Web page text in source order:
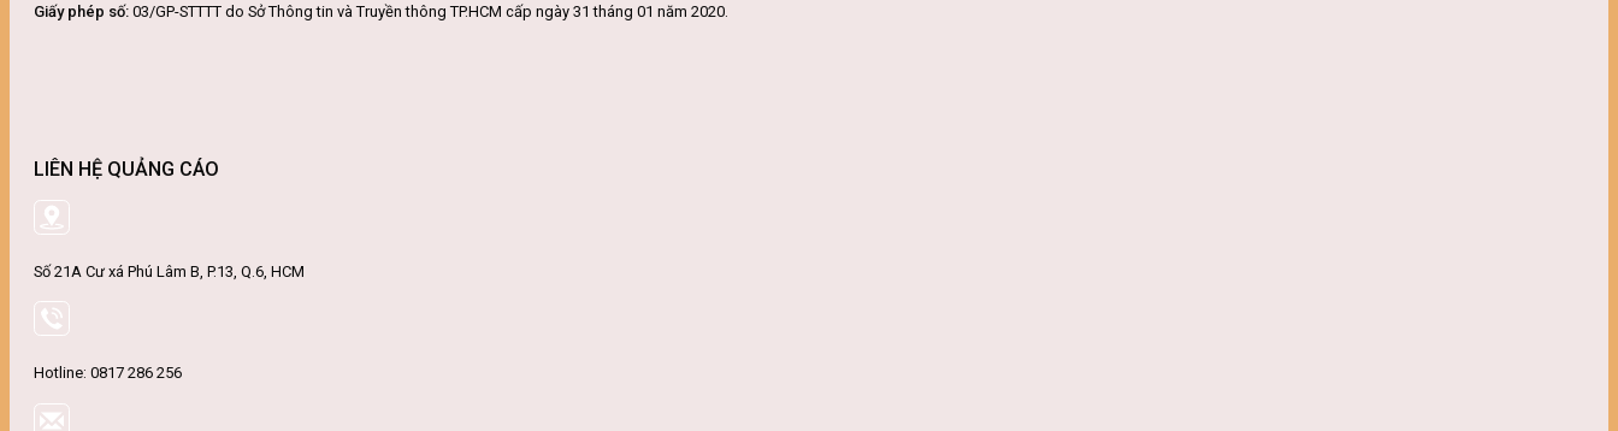
Giấy phép số: 03/GP-STTTT do Sở Thông tin và Truyền thông TP.HCM cấp ngày 31 tháng 01 năm 2020.
LIÊN HỆ QUẢNG CÁO
Số 21A Cư xá Phú Lâm B, P.13, Q.6, HCM
Hotline: 0817 286 256